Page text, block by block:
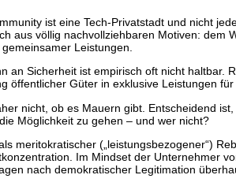
ist eine Tech-Privatstadt und nicht
aus völlig nachvollziehbaren Motiven:
Leistungen.
an Sicherheit ist empirisch oft nicht
öffentlicher Güter in exklusive Leistungen
nicht, ob es Mauern gibt. Entscheidend
Möglichkeit zu gehen – und wer nicht?
meritokratischer („leistungsbezogener“)
Im Mindset der Unternehmer
nach demokratischer Legitimation